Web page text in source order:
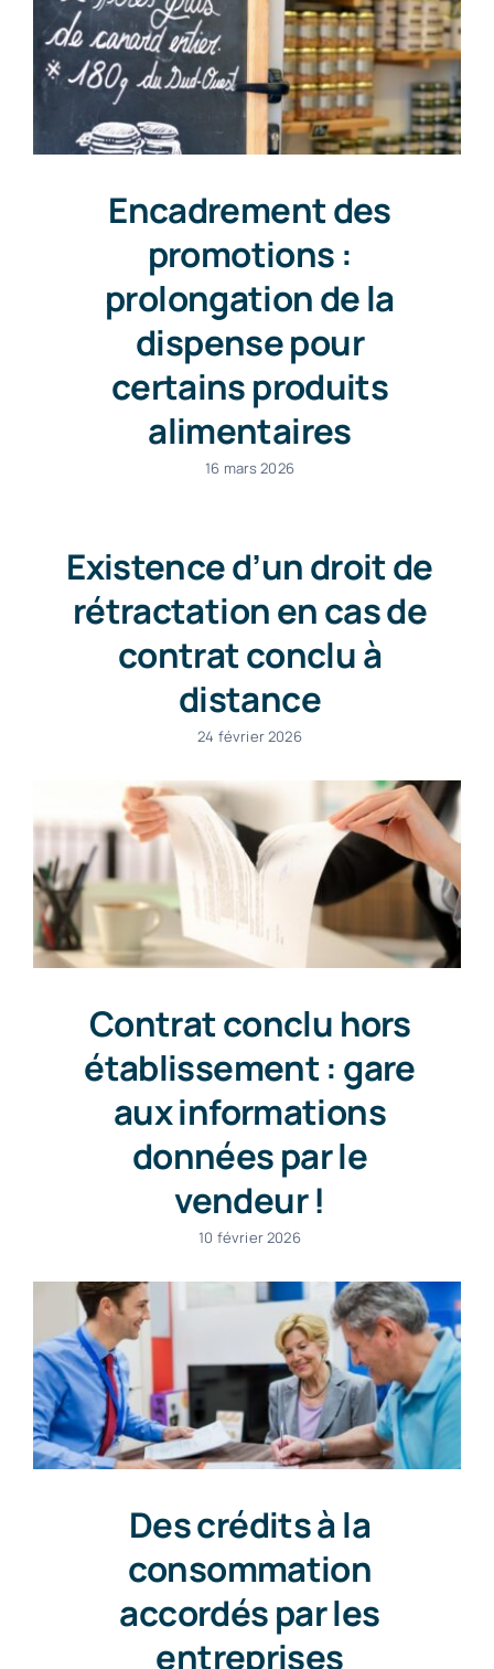
Encadrement des
promotions :
prolongation de la
dispense pour
certains produits
alimentaires
16 mars 2026
Existence d’un droit de
rétractation en cas de
contrat conclu à
distance
24 février 2026
Contrat conclu hors
établissement : gare
aux informations
données par le
vendeur !
10 février 2026
Des crédits à la
consommation
accordés par les
entreprises